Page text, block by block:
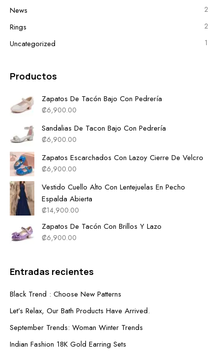
News 2
Rings 2
Uncategorized 1
Productos
Zapatos De Tacón Bajo Con Pedrería
₡6,900.00
Sandalias De Tacon Bajo Con Pedrería
₡6,900.00
Zapatos Escarchados Con Lazoy Cierre De Velcro
₡6,900.00
Vestido Cuello Alto Con Lentejuelas En Pecho
Espalda Abierta
₡14,900.00
Zapatos De Tacón Con Brillos Y Lazo
₡6,900.00
Entradas recientes
Black Trend : Choose New Patterns
Let’s Relax, Our Bath Products Have Arrived.
September Trends: Woman Winter Trends
Indian Fashion 18K Gold Earring Sets